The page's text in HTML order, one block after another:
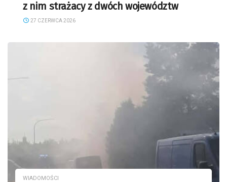
z nim strażacy z dwóch województw
27 CZERWCA 2026
WIADOMOŚCI